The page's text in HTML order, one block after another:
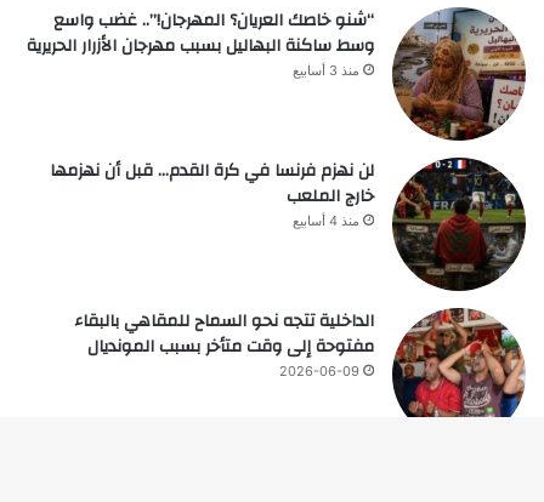
“شنو خاصك العريان؟ المهرجان!”.. غضب واسع
وسط ساكنة البهاليل بسبب مهرجان الأزرار الحريرية
منذ 3 أسابيع
لن نهزم فرنسا في كرة القدم… قبل أن نهزمها
خارج الملعب
منذ 4 أسابيع
الداخلية تتجه نحو السماح للمقاهي بالبقاء
مفتوحة إلى وقت متأخر بسبب المونديال
2026-06-09